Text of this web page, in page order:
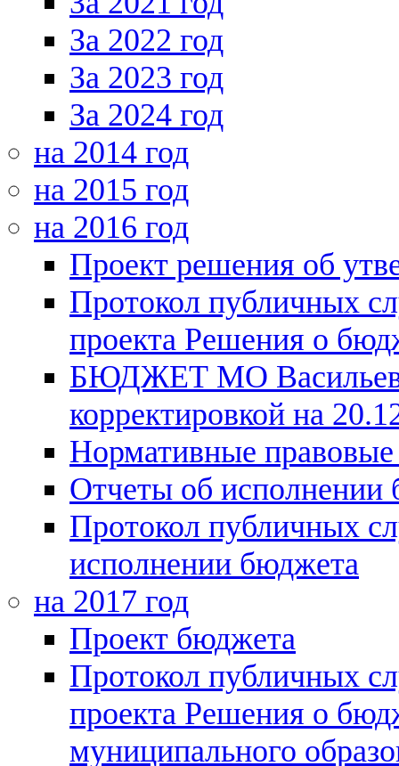
За 2022 год
За 2023 год
За 2024 год
на 2014 год
на 2015 год
на 2016 год
Проект решения об
Протокол публичных
проекта Решения о
БЮДЖЕТ МО
корректировкой на
Нормативные
Отчеты об исполнении
Протокол публичных
исполнении бюджета
на 2017 год
Проект бюджета
Протокол публичных
проекта Решения о
муниципального